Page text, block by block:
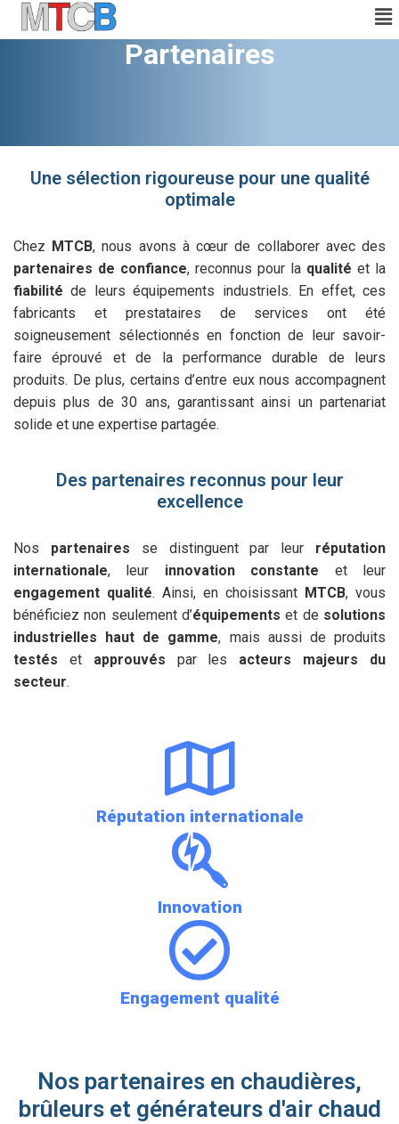
Partenaires
Une sélection rigoureuse pour une qualité
optimale
Chez MTCB, nous avons à cœur de collaborer avec des
partenaires de confiance, reconnus pour la qualité et la
fiabilité de leurs équipements industriels. En effet, ces
fabricants et prestataires de services ont été
soigneusement sélectionnés en fonction de leur savoir-
faire éprouvé et de la performance durable de leurs
produits. De plus, certains d’entre eux nous accompagnent
depuis plus de 30 ans, garantissant ainsi un partenariat
solide et une expertise partagée.
Des partenaires reconnus pour leur
excellence
Nos partenaires se distinguent par leur réputation
internationale, leur innovation constante et leur
engagement qualité. Ainsi, en choisissant MTCB, vous
bénéficiez non seulement d’équipements et de solutions
industrielles haut de gamme, mais aussi de produits
testés et approuvés par les acteurs majeurs du
secteur.
Réputation internationale
Innovation
Engagement qualité
Nos partenaires en chaudières,
brûleurs et générateurs d'air chaud